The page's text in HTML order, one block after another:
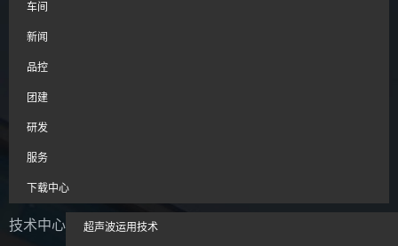
车间
新闻
品控
团建
研发
服务
下载中心
技术中心 超声波运用技术